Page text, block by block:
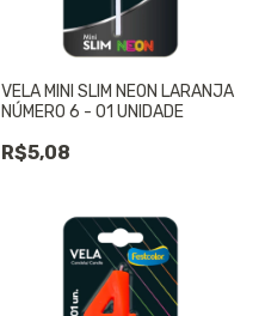
VELA MINI SLIM NEON LARANJA
NÚMERO 6 - 01 UNIDADE
R$5,08